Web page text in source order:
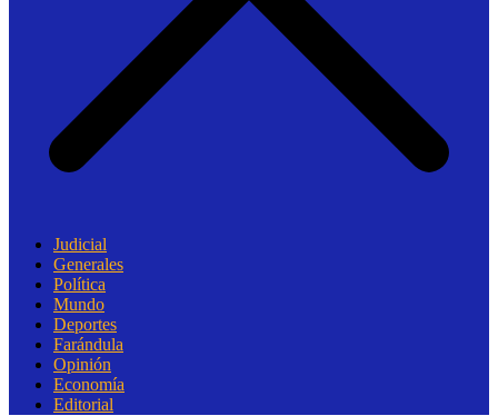
Judicial
Generales
Política
Mundo
Deportes
Farándula
Opinión
Economía
Editorial